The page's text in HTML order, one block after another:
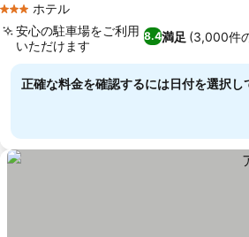
3 ホテルのランク
ホテル
8.4満足 (3,000件
安心の駐車場をご利用
いただけます
正確な料金を確認するには日付を選択し